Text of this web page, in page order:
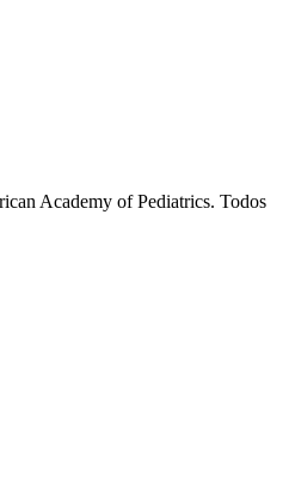
Academy of Pediatrics. Todos